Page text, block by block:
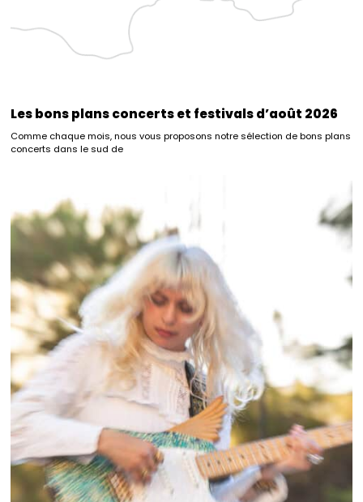
Les bons plans concerts et festivals d’août 2026
Comme chaque mois, nous vous proposons notre sélection de bons plans
concerts dans le sud de